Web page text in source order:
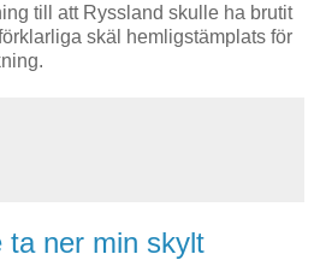
till att Ryssland skulle ha brutit
skäl hemligstämplats för
ta ner min skylt